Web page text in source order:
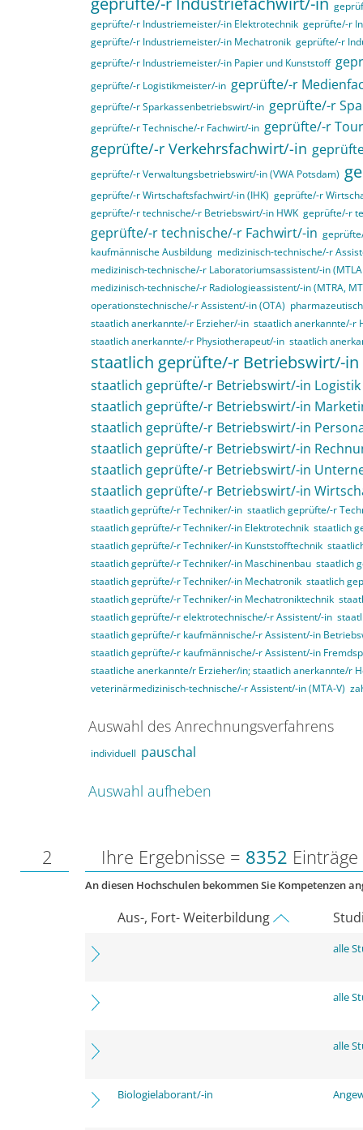
geprüfte/-r Industriemeister/-in Elektrotechnik geprüfte/-r
geprüfte/-r Industriemeister/-in Mechatronik geprüfte/-r
geprüfte/-r Industriemeister/-in Papier und Kunststoff
geprüfte/-r Logistikmeister/-in geprüfte/-r
geprüfte/-r Sparkassenbetriebswirt/-in geprüfte/-r
geprüfte/-r Technische/-r Fachwirt/-in geprüfte/-r
geprüfte/-r Verkehrsfachwirt/-in
geprüfte/-r Verwaltungsbetriebswirt/-in (VWA Potsdam)
geprüfte/-r Wirtschaftsfachwirt/-in (IHK) geprüfte/-r
geprüfte/-r technische/-r Betriebswirt/-in HWK geprüfte/-r
geprüfte/-r technische/-r Fachwirt/-in
kaufmännische Ausbildung medizinisch-technische/-r
medizinisch-technische/-r Laboratoriumsassistent/-in
medizinisch-technische/-r Radiologieassistent/-in (MTRA,
operationstechnische/-r Assistent/-in (OTA)
staatlich anerkannte/-r Erzieher/-in staatlich anerkannte/-r
staatlich anerkannte/-r Physiotherapeut/-in staatlich
staatlich geprüfte/-r Betriebswirt/-in
staatlich geprüfte/-r Betriebswirt/-in Logistik
staatlich geprüfte/-r Betriebswirt/-in
staatlich geprüfte/-r Betriebswirt/-in
staatlich geprüfte/-r Betriebswirt/-in
staatlich geprüfte/-r Betriebswirt/-in
staatlich geprüfte/-r Betriebswirt/-in
staatlich geprüfte/-r Techniker/-in staatlich geprüfte/-r
staatlich geprüfte/-r Techniker/-in Elektrotechnik staatlich
staatlich geprüfte/-r Techniker/-in Kunststofftechnik
staatlich geprüfte/-r Techniker/-in Maschinenbau staatlich
staatlich geprüfte/-r Techniker/-in Mechatronik staatlich
staatlich geprüfte/-r Techniker/-in Mechatroniktechnik
staatlich geprüfte/-r elektrotechnische/-r Assistent/-in
staatlich geprüfte/-r kaufmännische/-r Assistent/-in
staatlich geprüfte/-r kaufmännische/-r Assistent/-in
staatliche anerkannte/r Erzieher/in; staatlich anerkannte/r
veterinärmedizinisch-technische/-r Assistent/-in (MTA-V)
Auswahl des Anrechnungsverfahrens
individuell pauschal
Auswahl aufheben
2 Ihre Ergebnisse = 8352 Einträge
An diesen Hochschulen bekommen Sie Kompetenzen
Aus-, Fort- Weiterbildung
alle
alle
alle
Biologielaborant/-in